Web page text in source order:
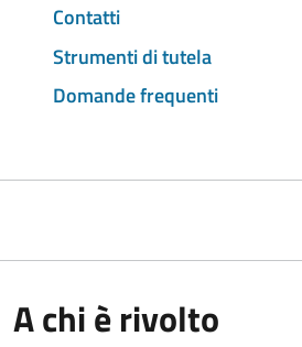
Contatti
Strumenti di tutela
Domande frequenti
A chi è rivolto